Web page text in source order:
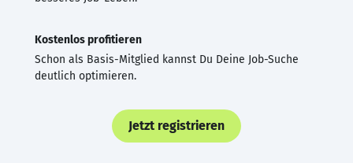
Kostenlos profitieren
Schon als Basis-Mitglied kannst Du Deine Job-Suche
deutlich optimieren.
Jetzt registrieren